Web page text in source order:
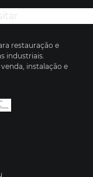
restauração e
industriais.
instalação e